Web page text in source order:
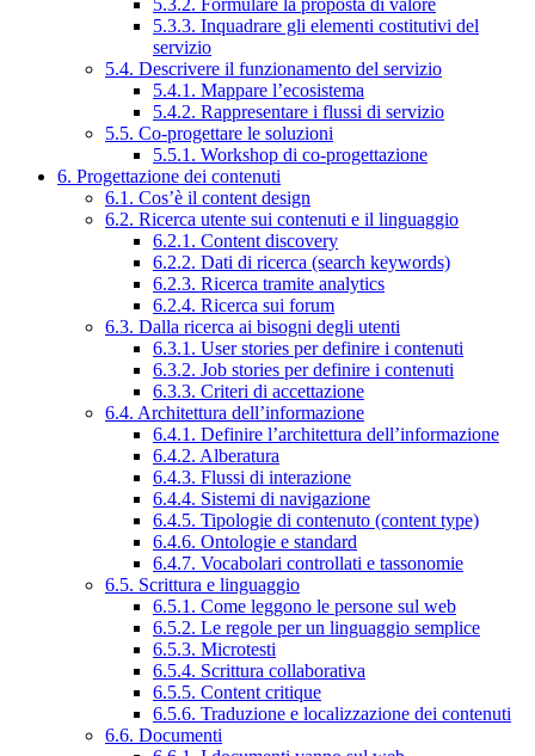
5.3.2. Formulare la proposta di valore
5.3.3. Inquadrare gli elementi costitutivi del
servizio
5.4. Descrivere il funzionamento del servizio
5.4.1. Mappare l’ecosistema
5.4.2. Rappresentare i flussi di servizio
5.5. Co-progettare le soluzioni
5.5.1. Workshop di co-progettazione
6. Progettazione dei contenuti
6.1. Cos’è il content design
6.2. Ricerca utente sui contenuti e il linguaggio
6.2.1. Content discovery
6.2.2. Dati di ricerca (search keywords)
6.2.3. Ricerca tramite analytics
6.2.4. Ricerca sui forum
6.3. Dalla ricerca ai bisogni degli utenti
6.3.1. User stories per definire i contenuti
6.3.2. Job stories per definire i contenuti
6.3.3. Criteri di accettazione
6.4. Architettura dell’informazione
6.4.1. Definire l’architettura dell’informazione
6.4.2. Alberatura
6.4.3. Flussi di interazione
6.4.4. Sistemi di navigazione
6.4.5. Tipologie di contenuto (content type)
6.4.6. Ontologie e standard
6.4.7. Vocabolari controllati e tassonomie
6.5. Scrittura e linguaggio
6.5.1. Come leggono le persone sul web
6.5.2. Le regole per un linguaggio semplice
6.5.3. Microtesti
6.5.4. Scrittura collaborativa
6.5.5. Content critique
6.5.6. Traduzione e localizzazione dei contenuti
6.6. Documenti